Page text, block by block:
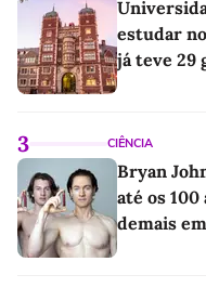
estudar
já teve 29
3 CIÊNCIA
Bryan
até os
demais